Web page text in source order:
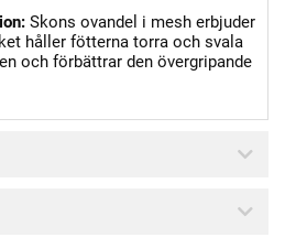
Skons ovandel i mesh erbjuder
håller fötterna torra och svala
och förbättrar den övergripande